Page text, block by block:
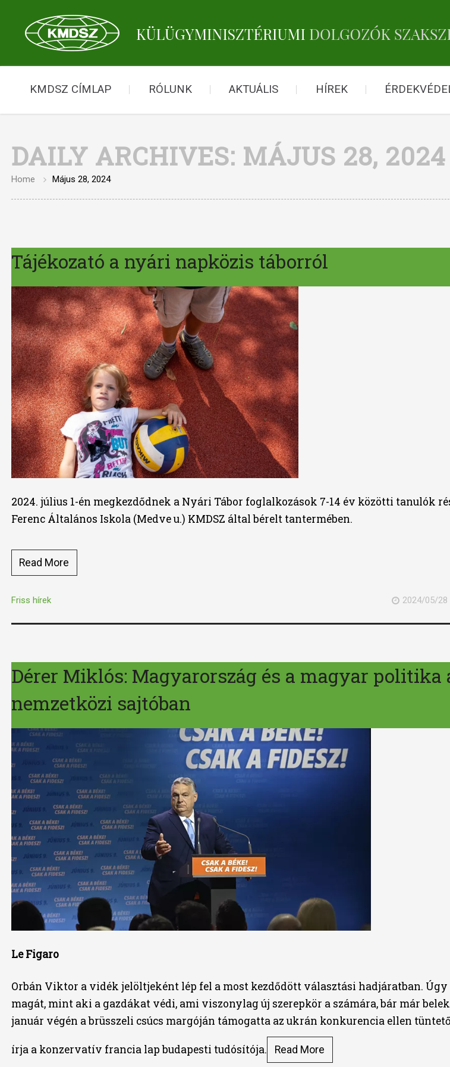
KMDSZ CÍMLAP RÓLUNK AKTUÁLIS HÍREK
DAILY ARCHIVES: MÁJUS 28, 2024
Home Május 28, 2024
Tájékozató a nyári napközis táborról
2024. július 1-én megkezdődnek a Nyári Tábor foglalkozások 7-14 év közötti tanulók
Ferenc Általános Iskola (Medve u.) KMDSZ által bérelt tantermében.
Read More
Friss hírek 2024/05/28
Dérer Miklós: Magyarország és a magyar politika
nemzetközi sajtóban
Le Figaro
Orbán Viktor a vidék jelöltjeként lép fel a most kezdődött választási hadjáratban.
magát, mint aki a gazdákat védi, ami viszonylag új szerepkör a számára, bár már
január végén a brüsszeli csúcs margóján támogatta az ukrán konkurencia ellen
írja a konzervatív francia lap budapesti tudósítója. Read More